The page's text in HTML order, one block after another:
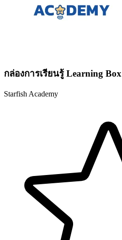
กล่องการเรียนรู้ Learning Box
Starfish Academy